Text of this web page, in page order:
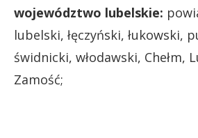
województwo lubelskie:
lubelski, łęczyński, łukowski,
świdnicki, włodawski, Chełm,
Zamość;